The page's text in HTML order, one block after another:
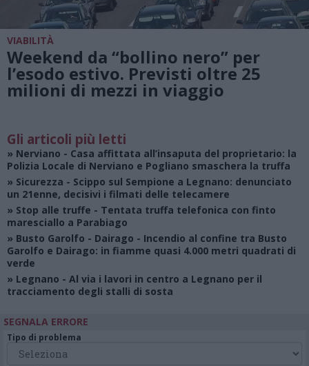
VIABILITÀ
Weekend da “bollino nero” per
l’esodo estivo. Previsti oltre 25
milioni di mezzi in viaggio
Gli articoli più letti
» Nerviano - Casa affittata all’insaputa del proprietario: la
Polizia Locale di Nerviano e Pogliano smaschera la truffa
» Sicurezza - Scippo sul Sempione a Legnano: denunciato
un 21enne, decisivi i filmati delle telecamere
» Stop alle truffe - Tentata truffa telefonica con finto
maresciallo a Parabiago
» Busto Garolfo - Dairago - Incendio al confine tra Busto
Garolfo e Dairago: in fiamme quasi 4.000 metri quadrati di
verde
» Legnano - Al via i lavori in centro a Legnano per il
tracciamento degli stalli di sosta
SEGNALA ERRORE
Tipo di problema